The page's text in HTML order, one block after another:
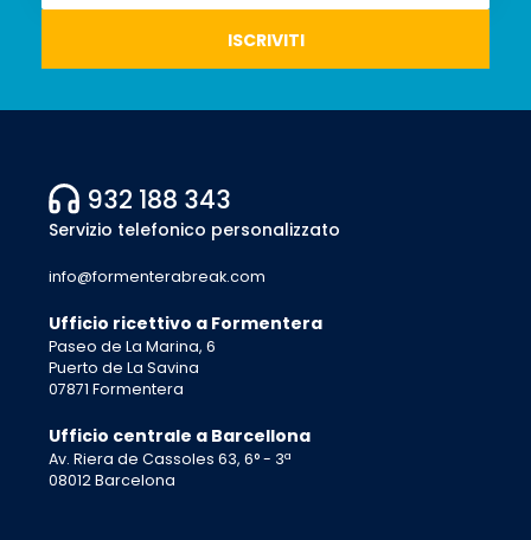
932 188 343
Servizio telefonico personalizzato
info@formenterabreak.com
Ufficio ricettivo a Formentera
Paseo de La Marina, 6
Puerto de La Savina
07871 Formentera
Ufficio centrale a Barcellona
Av. Riera de Cassoles 63, 6° - 3ª
08012 Barcelona